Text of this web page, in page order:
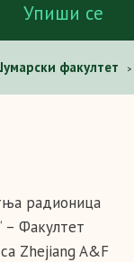
Упиши се
факултет >
радионица
– Факултет
Zhejiang A&F